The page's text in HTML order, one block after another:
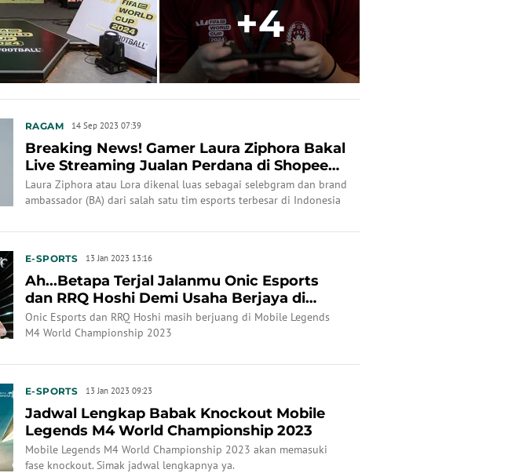
+4
RAGAM 14 Sep 2023 07:39
Breaking News! Gamer Laura Ziphora Bakal
Live Streaming Jualan Perdana di Shopee
Live
Laura Ziphora atau Lora dikenal luas sebagai selebgram dan brand
ambassador (BA) dari salah satu tim esports terbesar di Indonesia
E-SPORTS 13 Jan 2023 13:16
Ah...Betapa Terjal Jalanmu Onic Esports
dan RRQ Hoshi Demi Usaha Berjaya di
Mobile Legends...
Onic Esports dan RRQ Hoshi masih berjuang di Mobile Legends
M4 World Championship 2023
E-SPORTS 13 Jan 2023 09:23
Jadwal Lengkap Babak Knockout Mobile
Legends M4 World Championship 2023
Mobile Legends M4 World Championship 2023 akan memasuki
fase knockout. Simak jadwal lengkapnya ya.